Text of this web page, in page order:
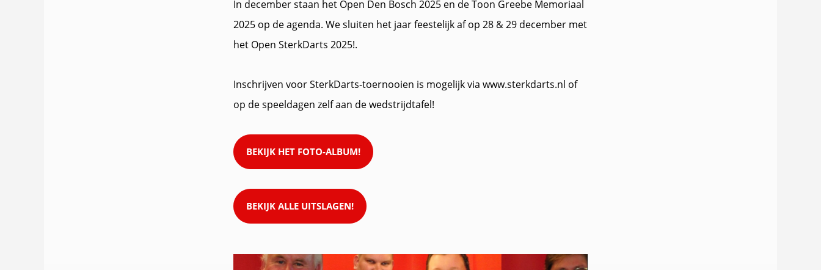
In december staan het Open Den Bosch 2025 en de Toon Greebe Memoriaal
2025 op de agenda. We sluiten het jaar feestelijk af op 28 & 29 december met
het Open SterkDarts 2025!.
Inschrijven voor SterkDarts-toernooien is mogelijk via www.sterkdarts.nl of
op de speeldagen zelf aan de wedstrijdtafel!
BEKIJK HET FOTO-ALBUM!
BEKIJK ALLE UITSLAGEN!